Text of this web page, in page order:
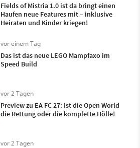
Fields of Mistria 1.0 ist da bringt einen
Haufen neue Features mit – inklusive
Heiraten und Kinder kriegen!
vor einem Tag
Das ist das neue LEGO Mampfaxo im
Speed Build
vor 2 Tagen
Preview zu EA FC 27: Ist die Open World
die Rettung oder die komplette Hölle!
vor 2 Tagen